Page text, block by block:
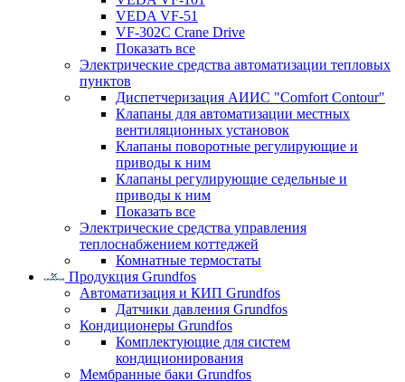
VEDA VF-51
VF-302C Crane Drive
Показать все
Электрические средства автоматизации тепловых
пунктов
Диспетчеризация АИИС "Comfort Contour"
Клапаны для автоматизации местных
вентиляционных установок
Клапаны поворотные регулирующие и
приводы к ним
Клапаны регулирующие седельные и
приводы к ним
Показать все
Электрические средства управления
теплоснабжением коттеджей
Комнатные термостаты
Продукция Grundfos
Автоматизация и КИП Grundfos
Датчики давления Grundfos
Кондиционеры Grundfos
Комплектующие для систем
кондиционирования
Мембранные баки Grundfos